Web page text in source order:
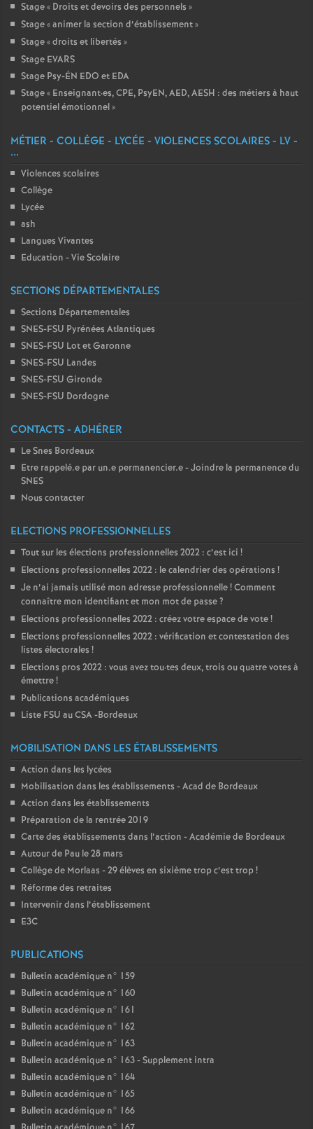
Stage « Droits et devoirs des personnels »
Stage «animer la section d’établissement»
Stage «droits et libertés »
Stage EVARS
Stage Psy-ÉN EDO et EDA
Stage « Enseignant·es, CPE, PsyEN, AED, AESH : des métiers à haut
potentiel émotionnel»
MÉTIER - COLLÈGE - LYCÉE - VIOLENCES SCOLAIRES - LV -
...
Violences scolaires
Collège
Lycée
ash
Langues Vivantes
Education - Vie Scolaire
SECTIONS DÉPARTEMENTALES
Sections Départementales
SNES-FSU Pyrénées Atlantiques
SNES-FSU Lot et Garonne
SNES-FSU Landes
SNES-FSU Gironde
SNES-FSU Dordogne
CONTACTS - ADHÉRER
Le Snes Bordeaux
Etre rappelé.e par un.e permanencier.e - Joindre la permanence du
SNES
Nous contacter
ELECTIONS PROFESSIONNELLES
Tout sur les élections professionnelles 2022 : c’est ici !
Elections professionnelles 2022 : le calendrier des opérations !
Je n’ai jamais utilisé mon adresse professionnelle! Comment
connaître mon identifiant et mon mot de passe?
Elections professionnelles 2022 : créez votre espace de vote!
Elections professionnelles 2022 : vérification et contestation des
listes électorales !
Elections pros 2022 : vous avez tou·tes deux, trois ou quatre votes à
émettre!
Publications académiques
Liste FSU au CSA -Bordeaux
MOBILISATION DANS LES ÉTABLISSEMENTS
Action dans les lycées
Mobilisation dans les établissements - Acad de Bordeaux
Action dans les établissements
Préparation de la rentrée 2019
Carte des établissements dans l’action - Académie de Bordeaux
Autour de Pau le 28 mars
Collège de Morlaas - 29 élèves en sixième trop c’est trop!
Réforme des retraites
Intervenir dans l’établissement
E3C
PUBLICATIONS
Bulletin académique n° 159
Bulletin académique n° 160
Bulletin académique n° 161
Bulletin académique n° 162
Bulletin académique n° 163
Bulletin académique n° 163 - Supplement intra
Bulletin académique n° 164
Bulletin académique n° 165
Bulletin académique n° 166